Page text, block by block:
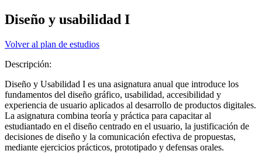
Diseño y usabilidad I
Volver al plan de estudios
Descripción:
Diseño y Usabilidad I es una asignatura anual que introduce los
fundamentos del diseño gráfico, usabilidad, accesibilidad y
experiencia de usuario aplicados al desarrollo de productos digitales.
La asignatura combina teoría y práctica para capacitar al
estudiantado en el diseño centrado en el usuario, la justificación de
decisiones de diseño y la comunicación efectiva de propuestas,
mediante ejercicios prácticos, prototipado y defensas orales.